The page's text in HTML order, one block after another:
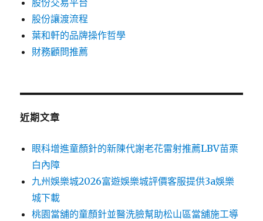
股份交易平台
股份讓渡流程
葉和軒的品牌操作哲學
財務顧問推薦
近期文章
眼科增進童顏針的新陳代謝老花雷射推薦LBV苗栗
白內障
九州娛樂城2026富遊娛樂城評價客服提供3a娛樂
城下載
桃園當舖的童顏針並醫洗臉幫助松山區當舖施工導